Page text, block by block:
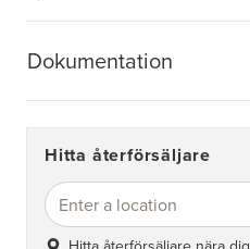
Dokumentation
Hitta återförsäljare